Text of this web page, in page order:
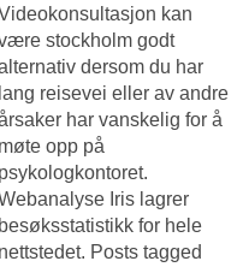
kan
stockholm godt
dersom du har
lang reisevei eller av andre
har vanskelig for å
møte opp på
psykologkontoret.
Iris lagrer
besøksstatistikk for hele
nettstedet. Posts tagged